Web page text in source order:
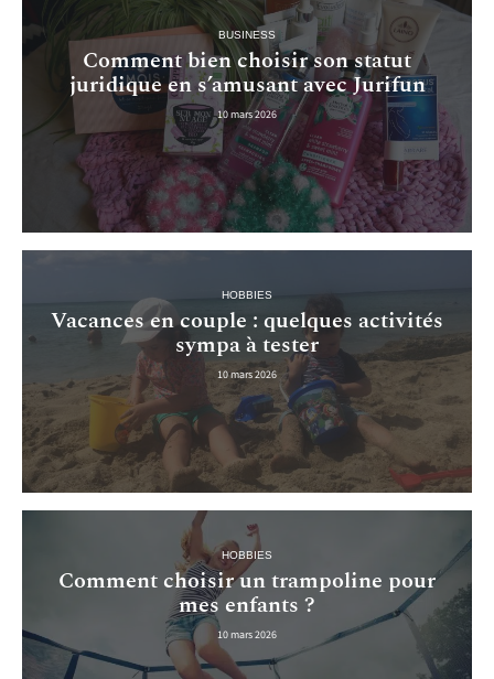
BUSINESS
Comment bien choisir son statut
juridique en s’amusant avec Jurifun
10 mars 2026
HOBBIES
Vacances en couple : quelques activités
sympa à tester
10 mars 2026
HOBBIES
Comment choisir un trampoline pour
mes enfants ?
10 mars 2026